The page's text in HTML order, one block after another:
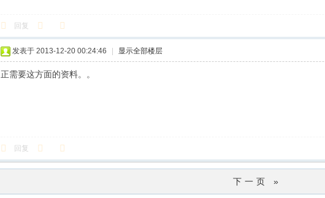
回复
发表于 2013-12-20 00:24:46 显示全部楼层
正需要这方面的资料。。
回复
下一页 »